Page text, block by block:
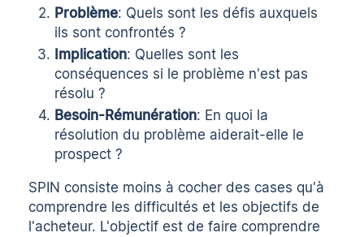
Problème: Quels sont les défis auxquels
ils sont confrontés ?
Implication: Quelles sont les
conséquences si le problème n'est pas
résolu ?
Besoin-Rémunération: En quoi la
résolution du problème aiderait-elle le
prospect ?
SPIN consiste moins à cocher des cases qu'à
comprendre les difficultés et les objectifs de
l'acheteur. L'objectif est de faire comprendre